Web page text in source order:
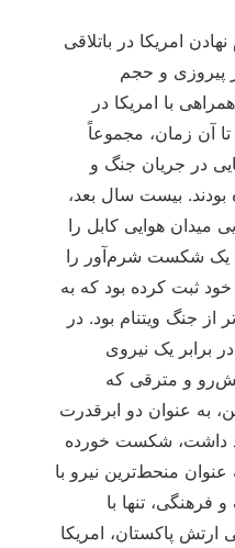
امریکا در باتلاقی
پیروزی و حجم
با امریکا در
تا آن زمان، مجموعاً
در جریان جنگ و
بیست سال بعد،
میدان هوایی کابل را
یک شکست شرم‌آور را
ثبت کرده بود که به
از جنگ ویتنام بود. در
برابر یک نیروی
و مترقی که
به عنوان دو ابرقدرت
داشت، شکست خورده
عنوان منحط‌ترین نیرو با
فرهنگی، تنها با
ارتش پاکستان، امریکا